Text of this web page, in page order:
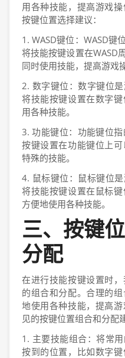
用各种技能，提高游戏
按键位置选择建议：
1. WASD键位：WASD键
将技能按键设置在WASD
同时使用技能，提高游戏
2. 数字键位：数字键位是
将技能按键设置在数字
用各种技能。
3. 功能键位：功能键位
按键设置在功能键位上
特殊的技能。
4. 鼠标键位：鼠标键位是
将技能按键设置在鼠标
方便地使用各种技能。
三、按键
分配
在进行技能按键设置时
的组合和分配。合理的
地使用各种技能，提高
见的按键位置组合和分配
1. 主要技能组合：将常
按到的位置，比如数字